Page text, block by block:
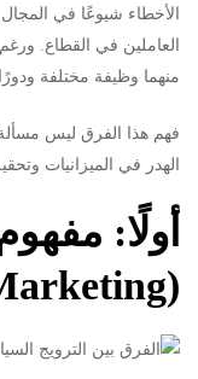
الأخطاء شيوعًا في
العاملين في القطاع.
منهما وظيفة مختلفة
فهم هذا الفرق ليس
الهدر في الميزانيات
أولًا:
(Tourism Marketing)